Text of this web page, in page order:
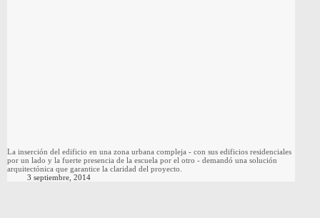
La inserción del edificio en una zona urbana compleja - con sus edificios residenciales
por un lado y la fuerte presencia de la escuela por el otro - demandó una solución
arquitectónica que garantice la claridad del proyecto.
3 septiembre, 2014